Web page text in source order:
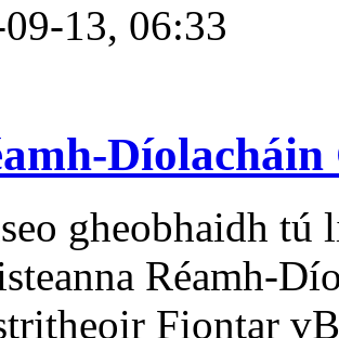
13, 06:33
Díolacháin
gheobhaidh tú
Réamh-
Fiontar